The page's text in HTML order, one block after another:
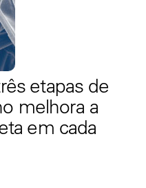
etapas de
melhora a
em cada